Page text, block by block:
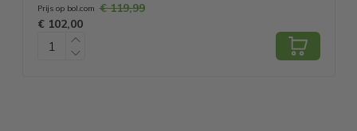
Vulopening - Krachtige motor - Zwart
Prijs op bol.com € 119,99
€ 102,00